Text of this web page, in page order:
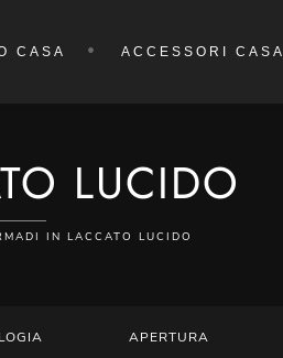
CASA ACCESSORI CASA
LUCIDO
IN LACCATO LUCIDO
APERTURA